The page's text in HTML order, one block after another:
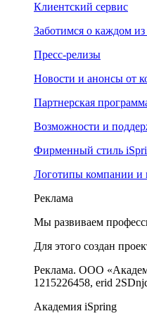
Клиентский сервис
Заботимся о каждом
Пресс-релизы
Новости и анонсы от
Партнерская
Возможности и
Фирменный стиль
Логотипы компании и
Реклама
Мы развиваем
Для этого создан
Реклама. ООО
1215226458, erid
Академия iSpring